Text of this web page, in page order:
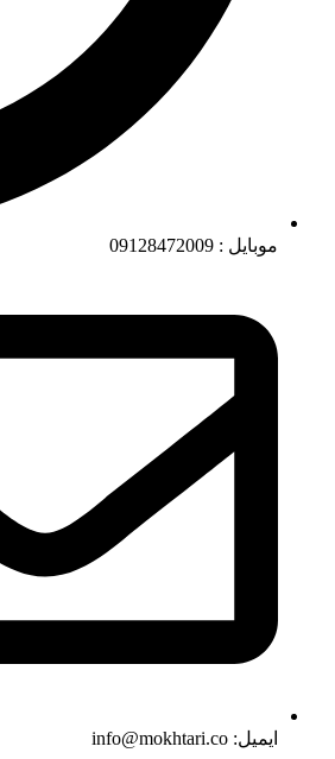
موبایل : 09128472009
ایمیل: info@mokhtari.co